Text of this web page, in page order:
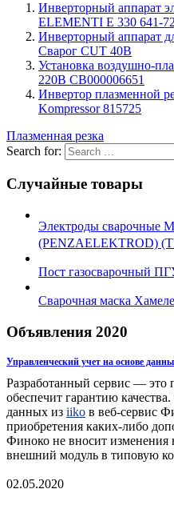
Инверторный аппарат
ELEMENTI E 330 641-
Инверторный аппарат
Сварог CUT 40B
Установка воздушно-
220В СВ000006651
Инвертор плазменной
Kompressor 815725
Плазменная резка
Search for:
Случайные товары
Электроды сварочные
(PENZAELEKTROD)
Пост газосварочный
Сварочная маска
Объявления 2020
Управленческий учет на основе
Разработанный сервис — это
обеспечит гарантию
данных из iiko в веб-сервис
приобретения каких-либо
Финоко не вносит изменения
внешний модуль в типовую
02.05.2020